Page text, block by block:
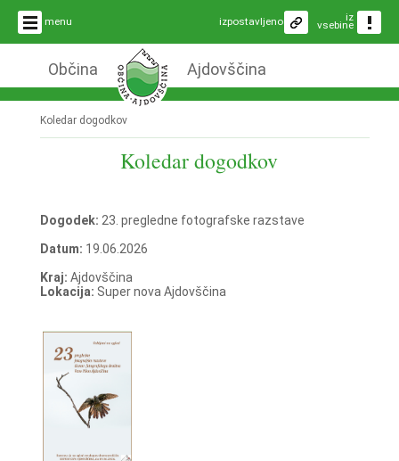
menu iz
vsebine
izpostavljeno
Občina Ajdovščina
Koledar dogodkov
Koledar dogodkov
Dogodek: 23. pregledne fotografske razstave
Datum: 19.06.2026
Kraj: Ajdovščina
Lokacija: Super nova Ajdovščina